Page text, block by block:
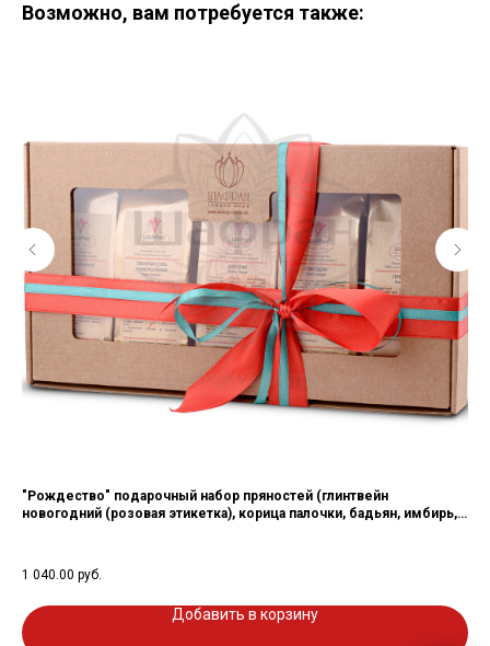
Возможно, вам потребуется также:
"Рождество" подарочный набор пряностей (глинтвейн
новогодний (розовая этикетка), корица палочки, бадьян, имбирь,
1 040.00 руб.
Добавить в корзину